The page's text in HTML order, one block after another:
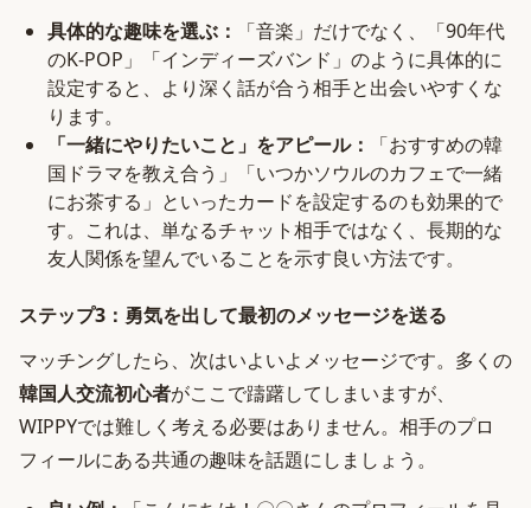
具体的な趣味を選ぶ：
「音楽」だけでなく、「90年代
のK-POP」「インディーズバンド」のように具体的に
設定すると、より深く話が合う相手と出会いやすくな
ります。
「一緒にやりたいこと」をアピール：
「おすすめの韓
国ドラマを教え合う」「いつかソウルのカフェで一緒
にお茶する」といったカードを設定するのも効果的で
す。これは、単なるチャット相手ではなく、長期的な
友人関係を望んでいることを示す良い方法です。
ステップ3：勇気を出して最初のメッセージを送る
マッチングしたら、次はいよいよメッセージです。多くの
韓国人交流初心者がここで躊躇してしまいますが、
WIPPYでは難しく考える必要はありません。相手のプロ
フィールにある共通の趣味を話題にしましょう。